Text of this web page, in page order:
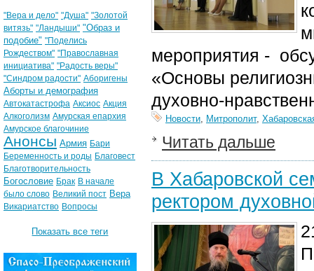
мероприятия -
«Основы
духовно-
Новости, Митрополит,
Читать дальше
В Хабаровской
ректором
"Вера и дело" "Душа" "Золотой
витязь" "Ландыши" "Образ и
подобие" "Поделись
Рождеством" "Православная
инициатива" "Радость веры"
"Синдром радости" Аборигены
Аборты и демография
Автокатастрофа Аксиос Акция
Алкоголизм Амурская епархия
Амурское благочиние
Анонсы Армия Бари
Беременность и роды Благовест
Благотворительность
Богословие Брак В начале
было слово Великий пост Вера
Викариатство Вопросы
Показать все теги